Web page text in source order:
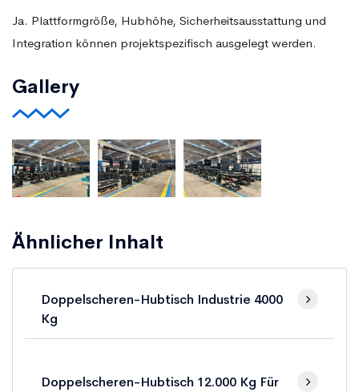
Ja. Plattformgröße, Hubhöhe, Sicherheitsausstattung und
Integration können projektspezifisch ausgelegt werden.
Gallery
Ähnlicher Inhalt
Doppelscheren-Hubtisch Industrie 4000
Kg
Doppelscheren-Hubtisch 12.000 Kg Für